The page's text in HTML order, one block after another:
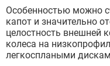
Особенностью можно
капот и значительно
целостность внешней
колеса на
легкосплаными